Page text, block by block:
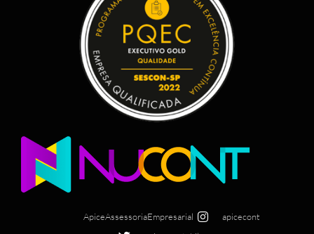
ApiceAssessoriaEmpresarial
apicecont